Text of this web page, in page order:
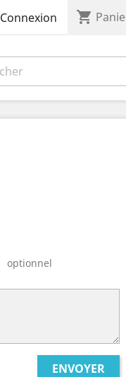
Connexion shopping_cart
optionnel